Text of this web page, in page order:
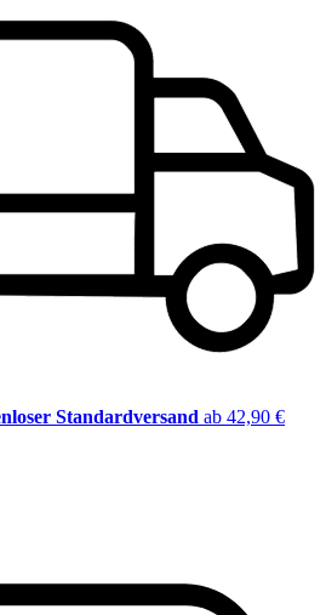
Standardversand ab 42,90 €